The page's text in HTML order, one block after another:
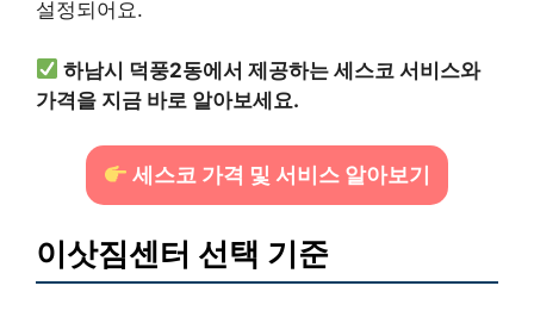
설정되어요.
하남시 덕풍2동에서 제공하는 세스코 서비스와
가격을 지금 바로 알아보세요.
세스코 가격 및 서비스 알아보기
이삿짐센터 선택 기준